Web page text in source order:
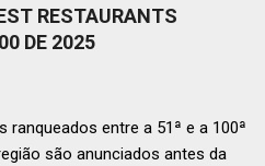
RESTAURANTS
DE 2025
ranqueados entre a 51ª e a 100ª
são anunciados antes da